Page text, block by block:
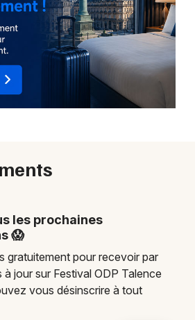
les prochaines
😱
gratuitement pour recevoir par
à jour sur Festival ODP Talence
vous désinscrire à tout